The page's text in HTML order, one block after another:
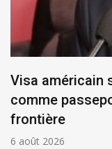
Visa américain
comme
frontière
6 août 2026